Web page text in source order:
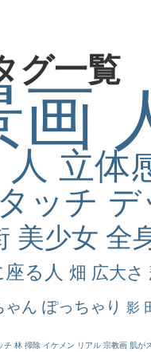
グ一覧
画
立体
ッチ
美少女 全
る人 畑 広大さ
ゃん ぽっちゃり 影
チ 林 掃除 イケメン リアル 宗教画 肌が